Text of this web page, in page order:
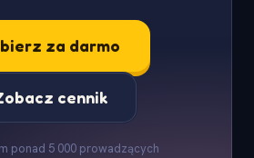
za darmo
cennik
ponad 5 000 prowadzących